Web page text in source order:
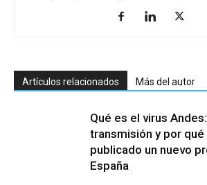
Artículos relacionados Más del autor
Qué es el virus
transmisión y por qué
publicado un nuevo
España